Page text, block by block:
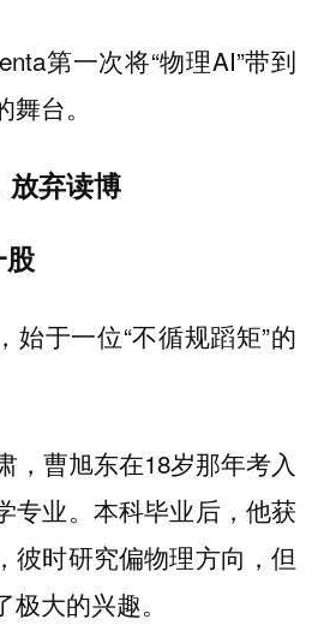
第一次将“物理AI”带到
台。
放弃读博
始于一位“不循规蹈矩”的
，曹旭东在18岁那年考入
专业。本科毕业后，他获
彼时研究偏物理方向，但
大的兴趣。